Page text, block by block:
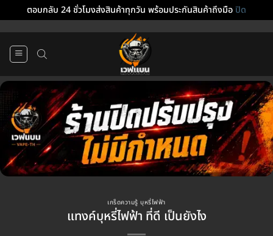
ตอบกลับ 24 ชั่วโมงส่งสินค้าทุกวัน พร้อมประกันสินค้าถึงมือปิด
เกร็ดความรู้ บุหรี่ไฟฟ้า
แทงค์บุหรี่ไฟฟ้า ที่ดี เป็นยังไง